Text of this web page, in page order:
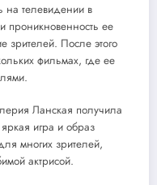
на телевидении в
проникновенность ее
зрителей. После этого
фильмах, где ее
Ланская получила
игра и образ
многих зрителей,
актрисой.